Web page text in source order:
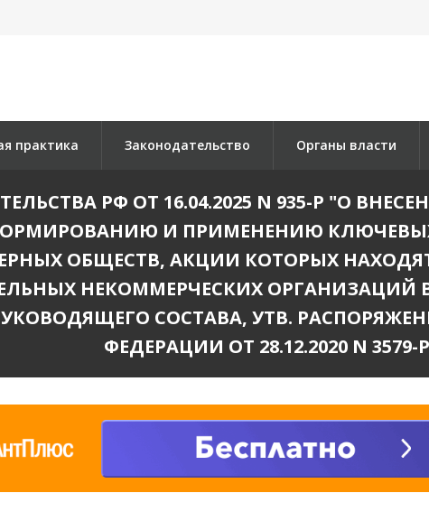
практика Законодательство Органы власти
РФ ОТ 16.04.2025 N 935-Р "О
И ПРИМЕНЕНИЮ
ОБЩЕСТВ, АКЦИИ КОТОРЫХ
НЕКОММЕРЧЕСКИХ ОРГАНИЗАЦИЙ
СОСТАВА, УТВ.
ФЕДЕРАЦИИ ОТ 28.12.2020 N 3579-